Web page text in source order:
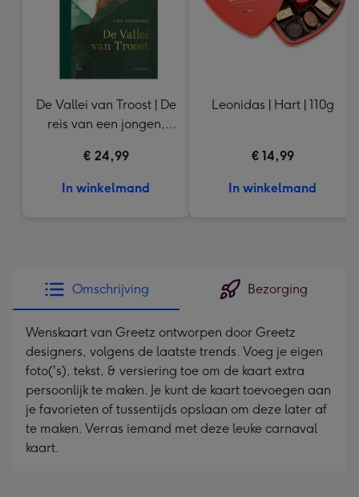
De Vallei van Troost | De
reis van een jongen,
luisterbeer
€ 24,99
In winkelmand
Leonidas | Hart | 110g
€ 14,99
In winkelmand
Omschrijving Bezorging
Wenskaart van Greetz ontworpen door Greetz
designers, volgens de laatste trends. Voeg je eigen
foto('s), tekst, & versiering toe om de kaart extra
persoonlijk te maken. Je kunt de kaart toevoegen aan
je favorieten of tussentijds opslaan om deze later af
te maken. Verras iemand met deze leuke carnaval
kaart.